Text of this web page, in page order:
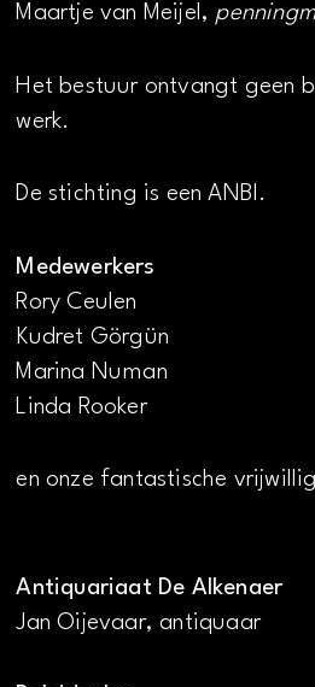
Maartje van Meijel,
Het bestuur ontvangt geen
werk.
De stichting is een ANBI.
Medewerkers
Rory Ceulen
Kudret Görgün
Marina Numan
Linda Rooker
en onze fantastische
Antiquariaat De Alkenaer
Jan Oijevaar, antiquaar